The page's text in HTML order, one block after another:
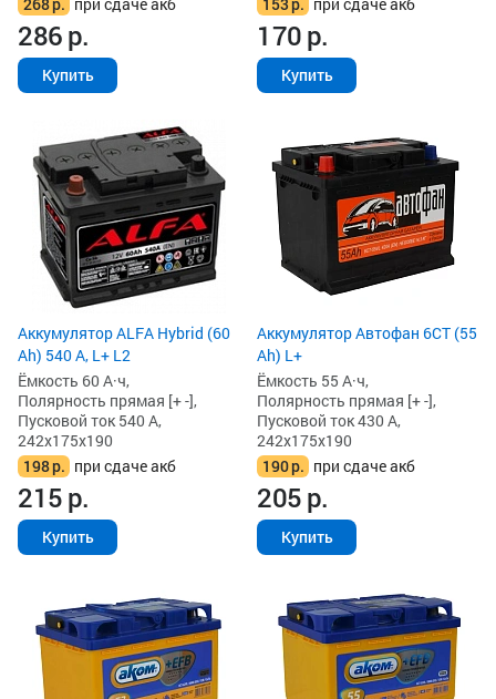
286р.
Купить
170р.
Купить
Аккумулятор ALFA Hybrid (60
Ah) 540 А, L+ L2
Ёмкость 60 А·ч,
Полярность прямая [+ -],
Пусковой ток 540 А,
242x175x190
198р. при сдаче акб
215р.
Купить
Аккумулятор Автофан 6СТ (55
Ah) L+
Ёмкость 55 А·ч,
Полярность прямая [+ -],
Пусковой ток 430 А,
242x175x190
190р. при сдаче акб
205р.
Купить